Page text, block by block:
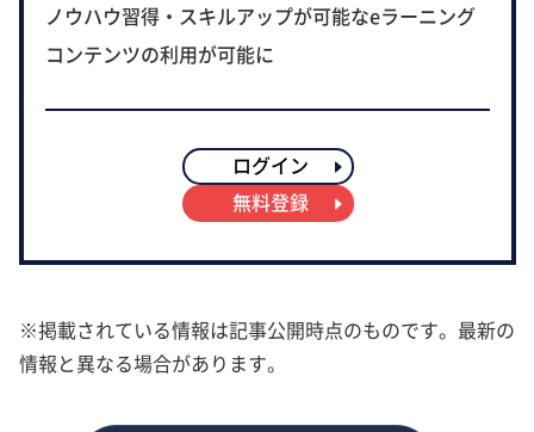
ノウハウ習得・スキルアップが可能なeラーニング
コンテンツの利用が可能に
ログイン
無料登録
※掲載されている情報は記事公開時点のものです。最新の
情報と異なる場合があります。